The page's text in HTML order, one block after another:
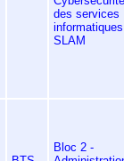
des services
SLAM
Bloc 2 -